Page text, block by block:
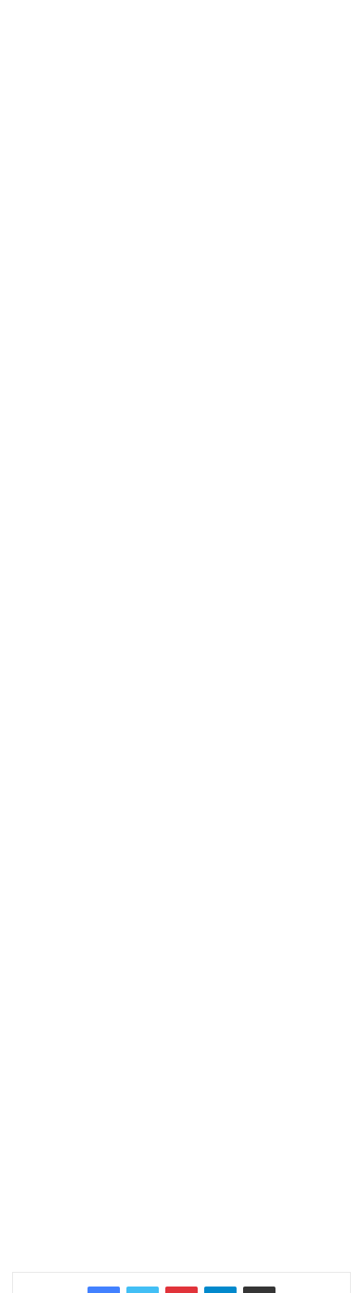
PinterestTelegramShare via Email